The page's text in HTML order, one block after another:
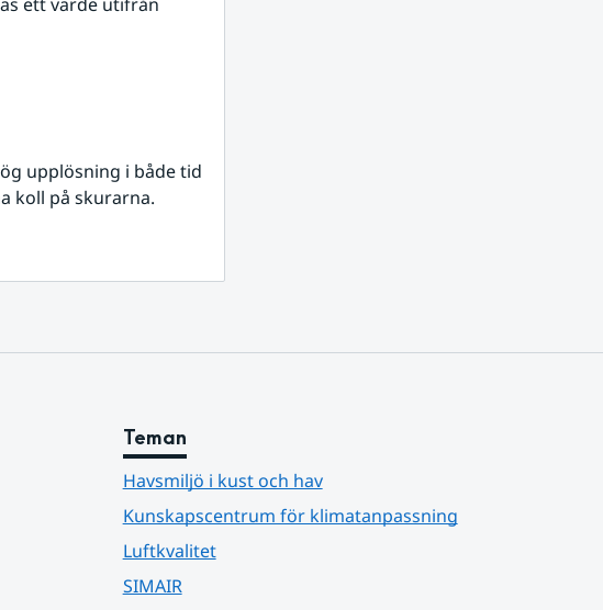
upplösning i både tid
koll på skurarna.
Teman
Havsmiljö i kust och hav
Kunskapscentrum för klimatanpassning
Luftkvalitet
SIMAIR